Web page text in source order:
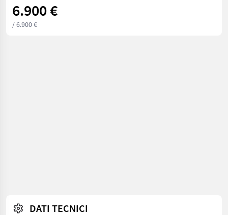
6.900 €
/ 6.900 €
DATI TECNICI